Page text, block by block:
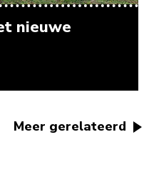
nieuwe
Meer gerelateerd